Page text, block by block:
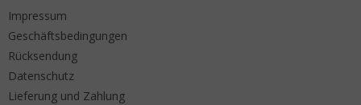
Impressum
Geschäftsbedingungen
Rücksendung
Datenschutz
Lieferung und Zahlung